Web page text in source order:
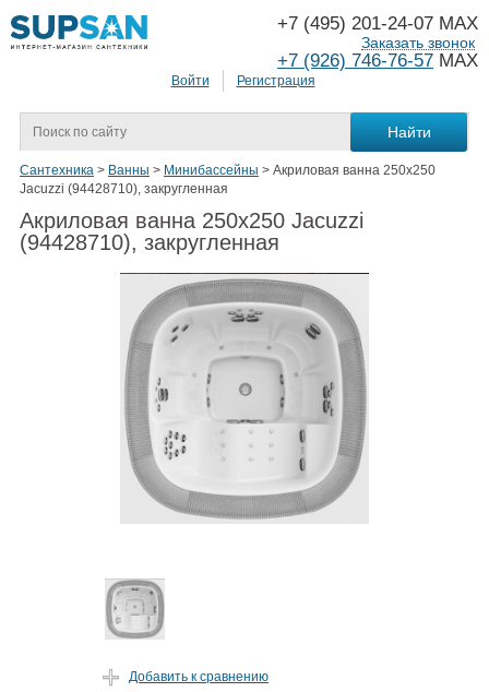
Войти Регистрация
+7 (495) 201-24-07 MAX
+7 (926) 746-76-57 MAX
Заказать звонок
Сантехника > Ванны > Минибассейны > Акриловая ванна 250x250
Jacuzzi (94428710), закругленная
Акриловая ванна 250x250 Jacuzzi
(94428710), закругленная
Добавить к сравнению